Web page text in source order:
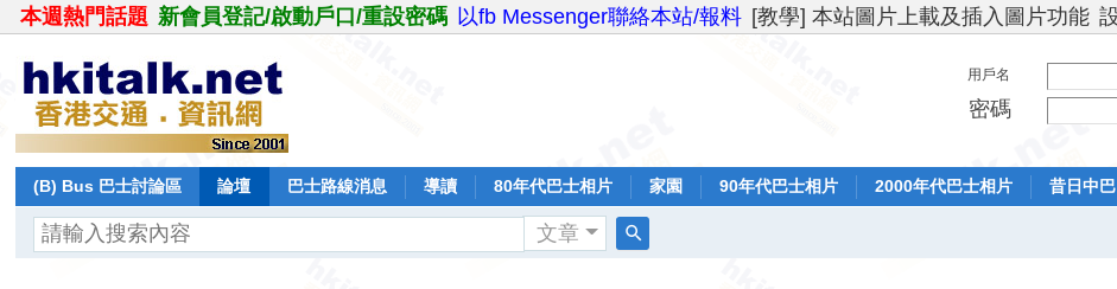
本週熱門話題 新會員登記/啟動戶口/重設密碼 以fb Messenger聯絡本站/報料 [教學] 本站圖片上載及插入圖片功能
用戶名
密碼
(B) Bus 巴士討論區 論壇 巴士路線消息 導讀 80年代巴士相片 家園 90年代巴士相片 2000年代巴士相片 昔日中巴
文章